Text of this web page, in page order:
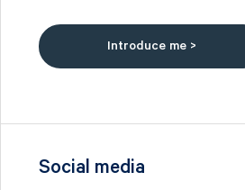
Ogunsen
Introduce me >
Social media